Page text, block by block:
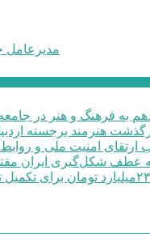
مدیرعامل
به فرهنگ و هنر در جامعه
هنرمند برجسته
ارتقای امنیت ملی و
عطف شکل‌گیری ایران